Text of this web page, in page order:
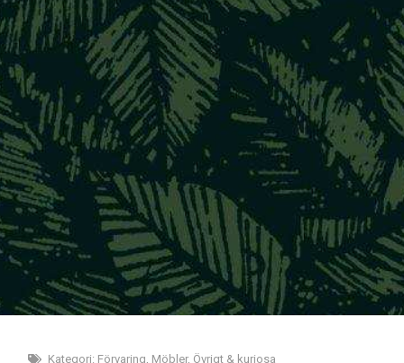
Kategori: Förvaring, Möbler, Övrigt & kuriosa